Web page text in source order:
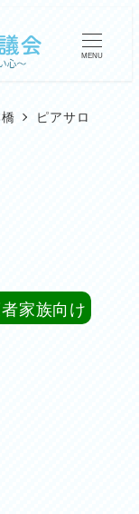
MENU
ピアサロ
家族向け